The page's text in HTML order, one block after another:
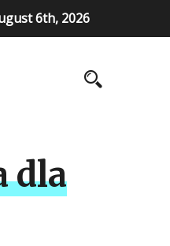
6th, 2026
dla